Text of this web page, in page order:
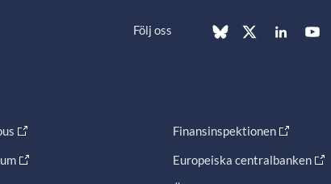
Följ oss
Finansinspektionen
Europeiska centralbanken